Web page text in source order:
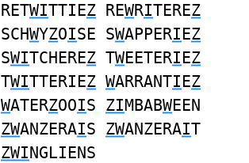
RETWITTIEZ REWRITEREZ
SCHWYZOISE SWAPPERIEZ
SWITCHEREZ TWEETERIEZ
TWITTERIEZ WARRANTIEZ
WATERZOOIS ZIMBABWEEN
ZWANZERAIS ZWANZERAIT
ZWINGLIENS